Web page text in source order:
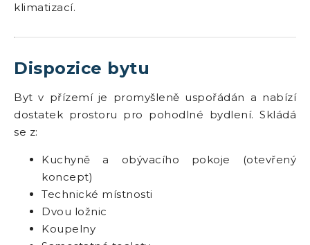
klimatizací.
Dispozice bytu
Byt v přízemí je promyšleně uspořádán a nabízí
dostatek prostoru pro pohodlné bydlení. Skládá
se z:
Kuchyně a obývacího pokoje (otevřený
koncept)
Technické místnosti
Dvou ložnic
Koupelny